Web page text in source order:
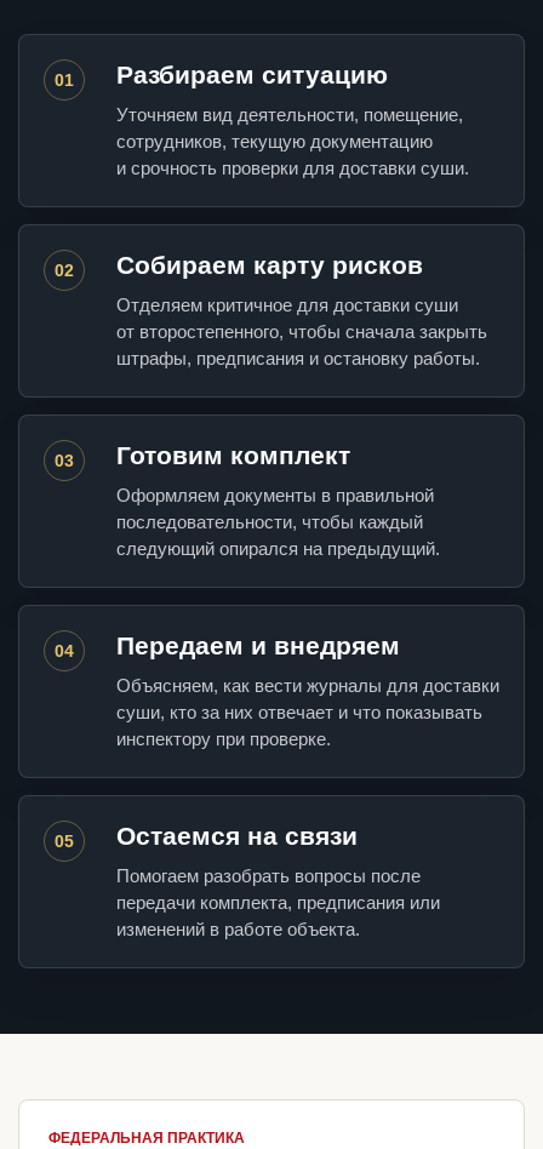
01 Разбираем ситуацию
Уточняем вид деятельности, помещение,
сотрудников, текущую документацию
и срочность проверки для доставки суши.
02 Собираем карту рисков
Отделяем критичное для доставки суши
от второстепенного, чтобы сначала закрыть
штрафы, предписания и остановку работы.
03 Готовим комплект
Оформляем документы в правильной
последовательности, чтобы каждый
следующий опирался на предыдущий.
04 Передаем и внедряем
Объясняем, как вести журналы для доставки
суши, кто за них отвечает и что показывать
инспектору при проверке.
05 Остаемся на связи
Помогаем разобрать вопросы после
передачи комплекта, предписания или
изменений в работе объекта.
ФЕДЕРАЛЬНАЯ ПРАКТИКА